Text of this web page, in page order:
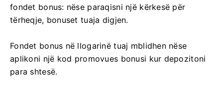
fondet bonus: nëse paraqisni një kërkesë për
tërheqje, bonuset tuaja digjen.
Fondet bonus në llogarinë tuaj mblidhen nëse
aplikoni një kod promovues bonusi kur depozitoni
para shtesë.